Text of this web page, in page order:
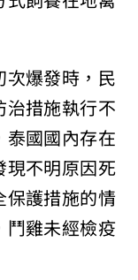
爆發時，民
措施執行不
國國內存在
不明原因死
護措施的情
雞未經檢疫